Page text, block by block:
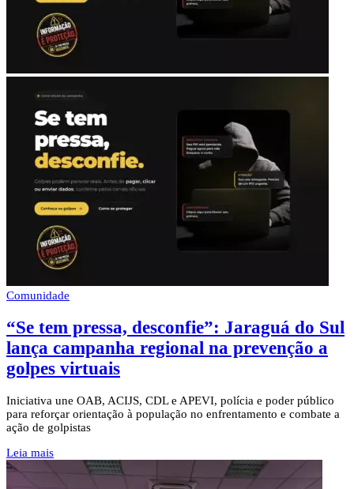
Comunidade
“Se tem pressa, desconfie”: Jaraguá do Sul
lança campanha regional na prevenção a
golpes virtuais
Iniciativa une OAB, ACIJS, CDL e APEVI, polícia e poder público
para reforçar orientação à população no enfrentamento e combate a
ação de golpistas
Leia mais